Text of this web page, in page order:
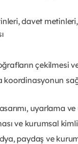
davet
çekilmesi
koordinasyonun
uyarlama
ve kurumsal
paydaş ve